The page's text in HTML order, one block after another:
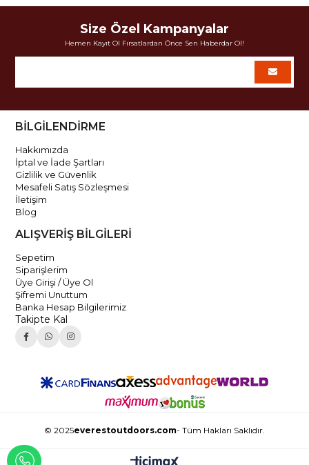
Size Özel Kampanyalar
Hemen Kayıt Ol Fırsatlardan Önce Sen Haberdar Ol!
BİLGİLENDİRME
Hakkımızda
İptal ve İade Şartları
Gizlilik ve Güvenlik
Mesafeli Satış Sözleşmesi
İletişim
Blog
ALIŞVERİŞ BİLGİLERİ
Sepetim
Siparişlerim
Üye Girişi / Üye Ol
Şifremi Unuttum
Banka Hesap Bilgilerimiz
Takipte Kal
© 2025everestoutdoors.com- Tüm Hakları Saklıdır.
WHATSAPP İLE İLETİŞİME GEÇ